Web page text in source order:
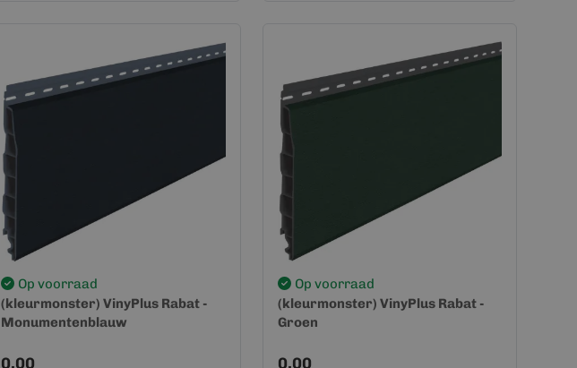
Op voorraad
(kleurmonster) VinyPlus Rabat -
Monumentenblauw
0,00
Op voorraad
(kleurmonster) VinyPlus Rabat -
Groen
0,00